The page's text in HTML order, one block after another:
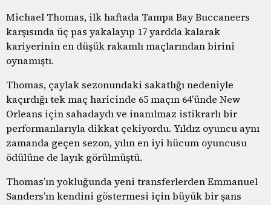
Michael Thomas, ilk haftada Tampa Bay Buccaneers
karşısında üç pas yakalayıp 17 yardda kalarak
kariyerinin en düşük rakamlı maçlarından birini
oynamıştı.
Thomas, çaylak sezonundaki sakatlığı nedeniyle
kaçırdığı tek maç haricinde 65 maçın 64’ünde New
Orleans için sahadaydı ve inanılmaz istikrarlı bir
performanlarıyla dikkat çekiyordu. Yıldız oyuncu aynı
zamanda geçen sezon, yılın en iyi hücum oyuncusu
ödülüne de layık görülmüştü.
Thomas’ın yokluğunda yeni transferlerden Emmanuel
Sanders’ın kendini göstermesi için büyük bir şans